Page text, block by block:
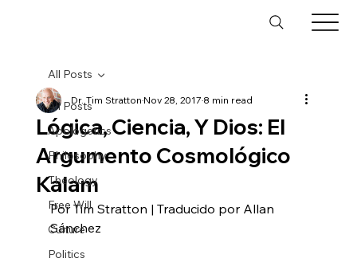
All Posts
Apologetics
Philosophy
Theology
Free Will
Culture
Politics
All Posts
Lógica, Ciencia, Y Dios: El
Argumento Cosmológico
Kalam
Dr. Tim StrattonNov 28, 20178 min read
Por Tim Stratton | Traducido por Allan
Sánchez